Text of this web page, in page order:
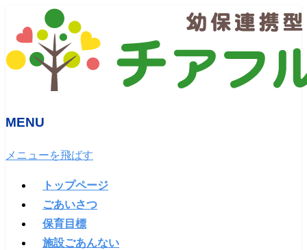
MENU
メニューを飛ばす
トップページ
ごあいさつ
保育目標
施設ごあんない